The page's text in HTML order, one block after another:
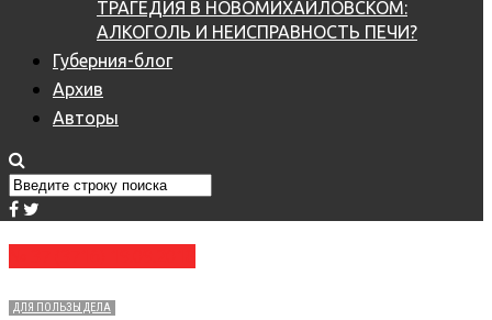
ТРАГЕДИЯ В НОВОМИХАЙЛОВСКОМ:
АЛКОГОЛЬ И НЕИСПРАВНОСТЬ ПЕЧИ?
Губерния-блог
Архив
Авторы
ДЛЯ ПОЛЬЗЫ ДЕЛА